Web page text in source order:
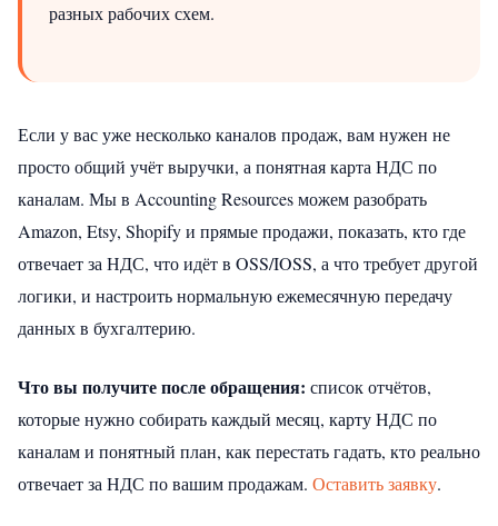
разных рабочих схем.
Если у вас уже несколько каналов продаж, вам нужен не
просто общий учёт выручки, а понятная карта НДС по
каналам. Мы в Accounting Resources можем разобрать
Amazon, Etsy, Shopify и прямые продажи, показать, кто где
отвечает за НДС, что идёт в OSS/IOSS, а что требует другой
логики, и настроить нормальную ежемесячную передачу
данных в бухгалтерию.
Что вы получите после обращения: список отчётов,
которые нужно собирать каждый месяц, карту НДС по
каналам и понятный план, как перестать гадать, кто реально
отвечает за НДС по вашим продажам. Оставить заявку.